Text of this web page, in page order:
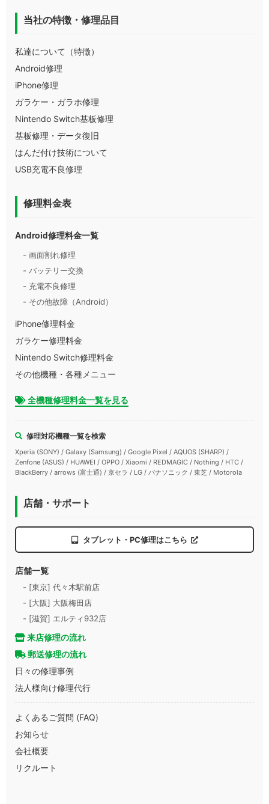
当社の特徴・修理品目
私達について（特徴）
Android修理
iPhone修理
ガラケー・ガラホ修理
Nintendo Switch基板修理
基板修理・データ復旧
はんだ付け技術について
USB充電不良修理
修理料金表
Android修理料金一覧
- 画面割れ修理
- バッテリー交換
- 充電不良修理
- その他故障（Android）
iPhone修理料金
ガラケー修理料金
Nintendo Switch修理料金
その他機種・各種メニュー
全機種修理料金一覧を見る
修理対応機種一覧を検索
Xperia (SONY) / Galaxy (Samsung) / Google Pixel / AQUOS (SHARP) /
Zenfone (ASUS) / HUAWEI / OPPO / Xiaomi / REDMAGIC / Nothing / HTC /
BlackBerry / arrows (富士通) / 京セラ / LG / パナソニック / 東芝 / Motorola
店舗・サポート
タブレット・PC修理はこちら
店舗一覧
- [東京] 代々木駅前店
- [大阪] 大阪梅田店
- [滋賀] エルティ932店
来店修理の流れ
郵送修理の流れ
日々の修理事例
法人様向け修理代行
よくあるご質問 (FAQ)
お知らせ
会社概要
リクルート